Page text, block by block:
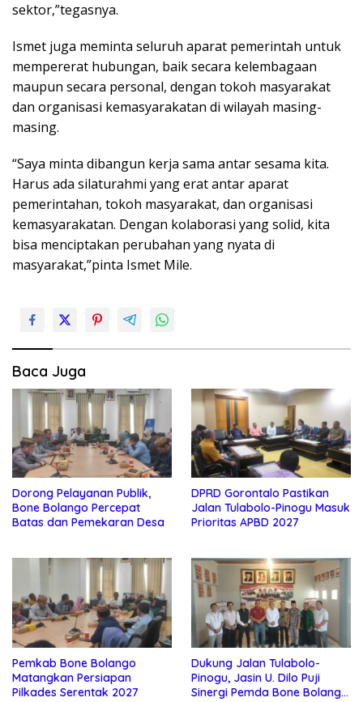
sektor,”tegasnya.
Ismet juga meminta seluruh aparat pemerintah untuk
mempererat hubungan, baik secara kelembagaan
maupun secara personal, dengan tokoh masyarakat
dan organisasi kemasyarakatan di wilayah masing-
masing.
“Saya minta dibangun kerja sama antar sesama kita.
Harus ada silaturahmi yang erat antar aparat
pemerintahan, tokoh masyarakat, dan organisasi
kemasyarakatan. Dengan kolaborasi yang solid, kita
bisa menciptakan perubahan yang nyata di
masyarakat,”pinta Ismet Mile.
Baca Juga
Dorong Pelayanan Publik,
Bone Bolango Percepat
Batas dan Pemekaran Desa
DPRD Gorontalo Pastikan
Jalan Tulabolo-Pinogu Masuk
Prioritas APBD 2027
Pemkab Bone Bolango
Matangkan Persiapan
Pilkades Serentak 2027
Dukung Jalan Tulabolo-
Pinogu, Jasin U. Dilo Puji
Sinergi Pemda Bone Bolango